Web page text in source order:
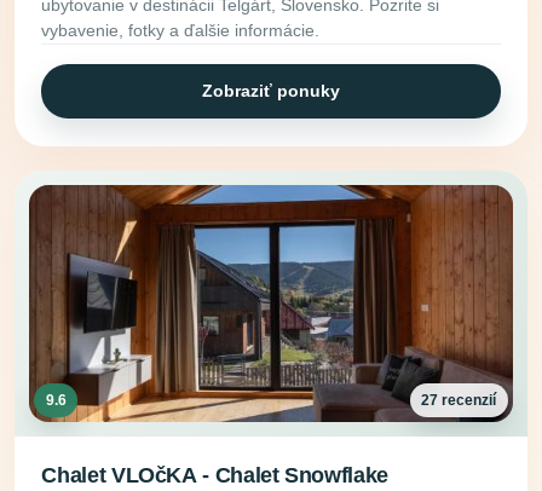
ubytovanie v destinácii Telgárt, Slovensko. Pozrite si
vybavenie, fotky a ďalšie informácie.
Zobraziť ponuky
9.6 27 recenzií
Chalet VLOčKA - Chalet Snowflake